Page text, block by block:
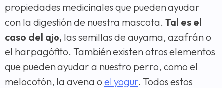
propiedades medicinales que pueden ayudar
con la digestión de nuestra mascota. Tal es el
caso del ajo, las semillas de auyama, azafrán o
el harpagófito. También existen otros elementos
que pueden ayudar a nuestro perro, como el
melocotón, la avena o el yogur. Todos estos